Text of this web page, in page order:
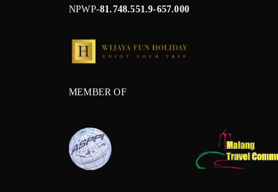
NPWP-81.748.551.9-657.000
MEMBER OF